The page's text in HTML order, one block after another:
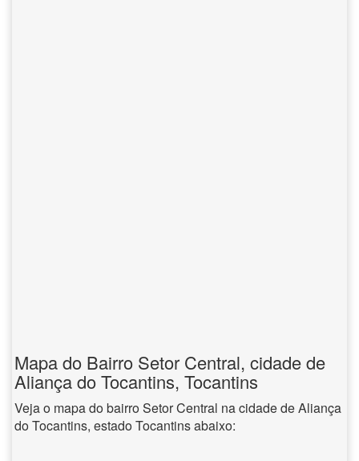
Mapa do Bairro Setor Central, cidade de
Aliança do Tocantins, Tocantins
Veja o mapa do bairro Setor Central na cidade de Aliança
do Tocantins, estado Tocantins abaixo: